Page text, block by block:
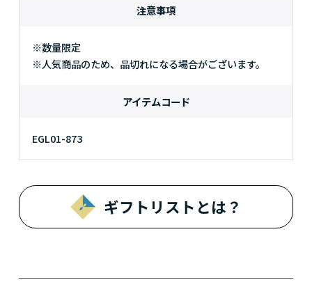
注意事項
※数量限定
※人気商品のため、品切れになる場合がございます。
アイテムコード
EGL01-873
ギフトリストとは？